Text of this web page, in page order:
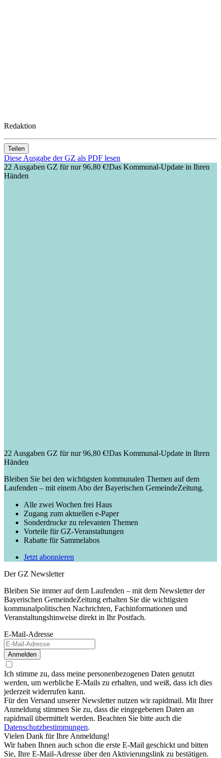
Redaktion
Teilen
Diese Ausgabe der GZ als PDF lesen
22 Ausgaben GZ für nur 96,80 €!Das Kommunal-Update in Ihren
Händen
22 Ausgaben GZ für nur 96,80 €!Das Kommunal-Update in Ihren
Händen
Bleiben Sie bei den wichtigsten kommunalen Themen auf dem
Laufenden – mit einem Abo der Bayerischen GemeindeZeitung.
Alle zwei Wochen frei Haus
Zugang zum aktuellen e-Paper
Sonderdrucke zu relevanten Themen
Vorteile für GZ-Veranstaltungen
Rabatte für Sammelabos
Jetzt abonnieren
Der GZ Newsletter
Bleiben Sie immer auf dem Laufenden – mit dem Newsletter der
Bayerischen GemeindeZeitung erhalten Sie die wichtigsten
kommunalpolitischen Nachrichten, Fachinformationen und
Veranstaltungshinweise direkt in Ihr Postfach.
E-Mail-Adresse
Anmelden
Ich stimme zu, dass meine personenbezogenen Daten genutzt
werden, um werbliche E-Mails zu erhalten, und weiß, dass ich dies
jederzeit widerrufen kann.
Für den Versand unserer Newsletter nutzen wir rapidmail. Mit Ihrer
Anmeldung stimmen Sie zu, dass die eingegebenen Daten an
rapidmail übermittelt werden. Beachten Sie bitte auch die
Datenschutzbestimmungen.
Vielen Dank für Ihre Anmeldung!
Wir haben Ihnen auch schon die erste E-Mail geschickt und bitten
Sie, Ihre E-Mail-Adresse über den Aktivierungslink zu bestätigen.